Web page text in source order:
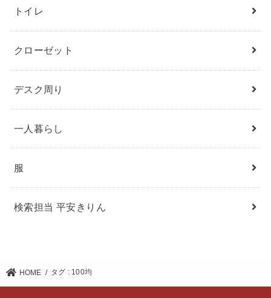
トイレ
クローゼット
デスク周り
一人暮らし
服
検索担当 平安きりん
HOME タグ : 100均